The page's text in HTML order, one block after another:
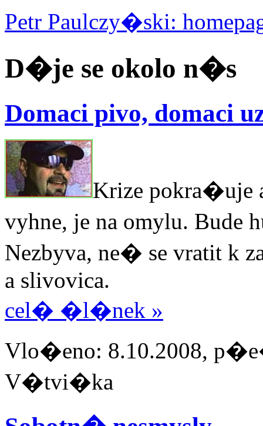
Petr Paulczy�ski:
D�je se okolo n�s
Domaci pivo, domaci
Krize pokra�uje
vyhne, je na omylu.
Nezbyva, ne� se vratit k
a slivovica.
cel� �l�nek »
Vlo�eno: 8.10.2008,
V�tvi�ka